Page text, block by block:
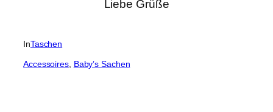
Liebe Grüße
InTaschen
Accessoires, Baby’s Sachen